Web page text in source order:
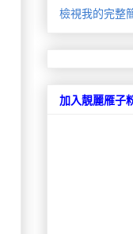
檢視我的完整
加入靚麗雁子